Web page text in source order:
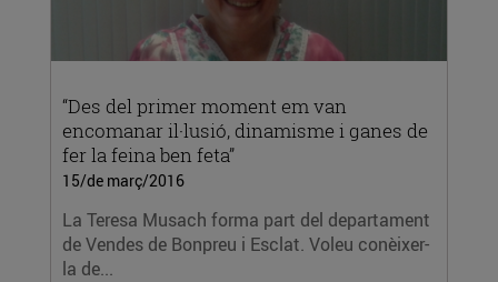
“Des del primer moment em van
encomanar il·lusió, dinamisme i ganes de
fer la feina ben feta”
15/de març/2016
La Teresa Musach forma part del departament
de Vendes de Bonpreu i Esclat. Voleu conèixer-
la de...